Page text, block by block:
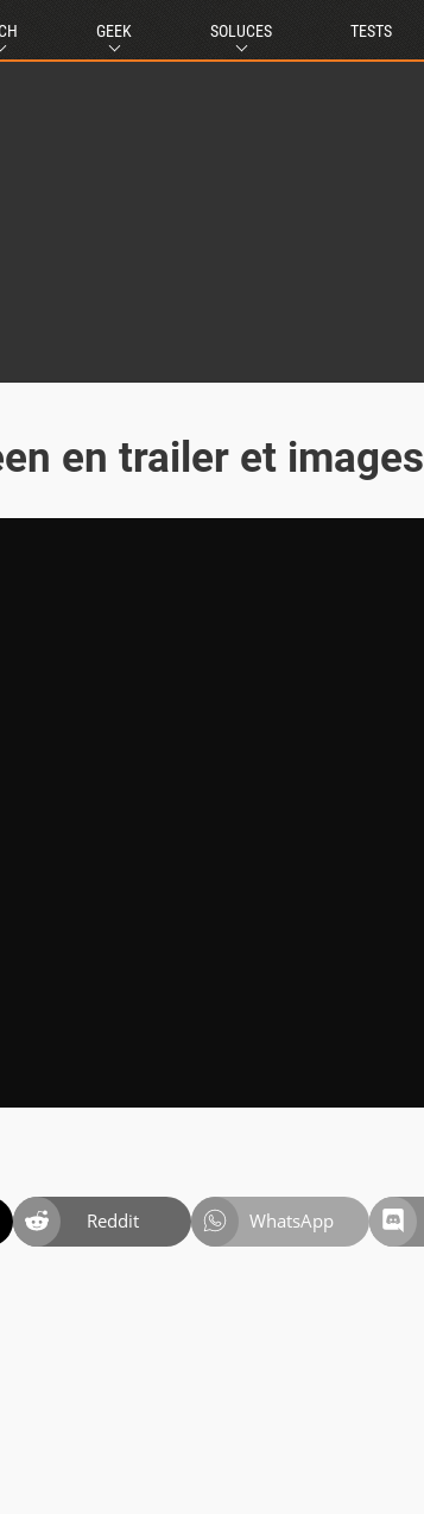
GEEK SOLUCES TESTS
en trailer et images
Reddit WhatsApp